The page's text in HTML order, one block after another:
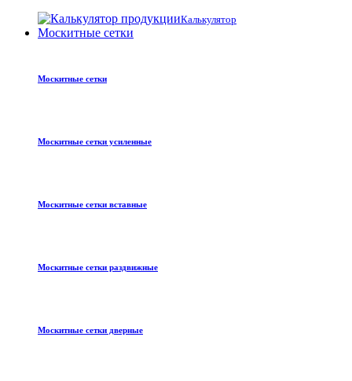
Калькулятор
Москитные сетки
Москитные сетки
Москитные сетки усиленные
Москитные сетки вставные
Москитные сетки раздвижные
Москитные сетки дверные